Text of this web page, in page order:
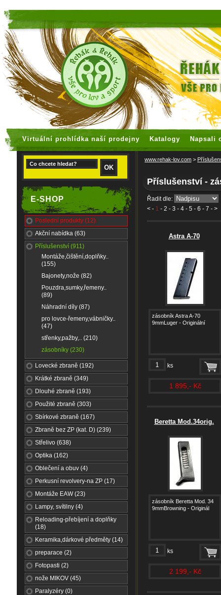
Virtuální prohlídka naší prodejny Katalogy Napsali
E-SHOP
Poslední produkty (12)
Akční nabídka (63)
Příslušenství (911)
Montáže,čištění,doplňky..
(155)
Bajonety,nože (82)
Pouzdra,sumky,řemeny..
(89)
Náhradní díly (87)
pro lovce-řemeny,vábničky..
(47)
střenky,pažby,.. (210)
zásobníky (230)
Lovecké zbraně (192)
Krátké zbraně (349)
Dlouhé zbraně (193)
Použité zbraně (303)
Sbírkové zbraně (167)
Zbraně bez ZP (kat. D) (239)
Střelivo (638)
Optika (162)
Oblečení a obuv (4)
Perkusní revolvery-na ZP (17)
Montáže EAW (23)
Lampy, svítilny (4)
Reloading-přebíjení a doplňky
(18)
Keramika,dárkové předměty (14)
preparace (2)
Fotopasti (2)
nože MIKOV (45)
Paralyzéry (0)
www.rehak-lov.com >
Příslušenství -
Řadit dle:
< - 1 - 2 - 3 - 4 - 5 - 6 - 7 - >
Astra A-70
zásobník Astra A-70
9mmLuger - Originální
ks
1 895,- Kč
Beretta Mod.34orig.
zásobník Beretta Mod. 34
9mmBrowning - Originál
ks
2 199,- Kč